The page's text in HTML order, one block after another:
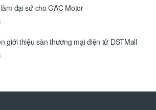
đại sứ cho GAC Motor
giới thiệu sàn thương mại điện tử DSTMall